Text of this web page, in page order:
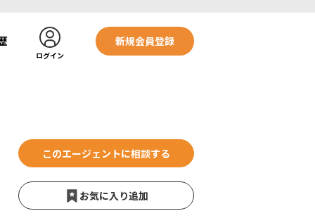
ログイン
新規会員登録
このエージェントに相談する
お気に入り追加